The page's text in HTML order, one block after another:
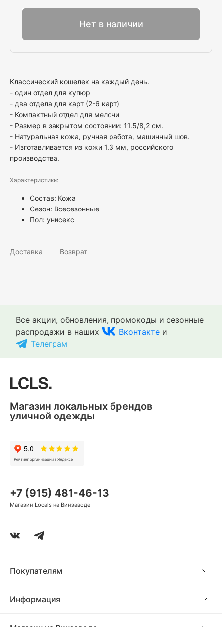
Нет в наличии
Классический кошелек на каждый день.
- один отдел для купюр
- два отдела для карт (2-6 карт)
- Компактный отдел для мелочи
- Размер в закрытом состоянии: 11.5/8,2 см.
- Натуральная кожа, ручная работа, машинный шов.
- Изготавливается из кожи 1.3 мм, российского
производства.
Характеристики:
Состав: Кожа
Сезон: Всесезонные
Пол: унисекс
Доставка Возврат
Все акции, обновления, промокоды и сезонные
распродажи в наших
Вконтакте и
Телеграм
Покупателям
Информация
+7 (915) 481-46-13
Магазин Locals на Винзаводе
Магазин локальных брендов
уличной одежды